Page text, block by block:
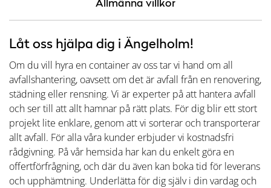
Allmänna villkor
Låt oss hjälpa dig i Ängelholm!
Om du vill hyra en container av oss tar vi hand om all
avfallshantering, oavsett om det är avfall från en renovering,
städning eller rensning. Vi är experter på att hantera avfall
och ser till att allt hamnar på rätt plats. För dig blir ett stort
projekt lite enklare, genom att vi sorterar och transporterar
allt avfall. För alla våra kunder erbjuder vi kostnadsfri
rådgivning. På vår hemsida har kan du enkelt göra en
offertförfrågning, och där du även kan boka tid för leverans
och upphämtning. Underlätta för dig själv i din vardag och